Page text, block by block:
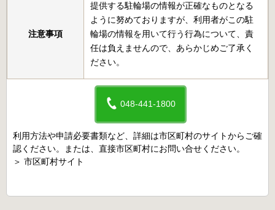
注意事項
提供する駐輪場の情報が正確なものとなる
ように努めておりますが、利用者がこの駐
輪場の情報を用いて行う行為について、責
任は負えませんので、あらかじめご了承く
ださい。
048-441-1800
利用方法や申請必要書類など、詳細は市区町村のサイトからご確
認ください。または、直接市区町村にお問い合せください。
＞ 市区町村サイト